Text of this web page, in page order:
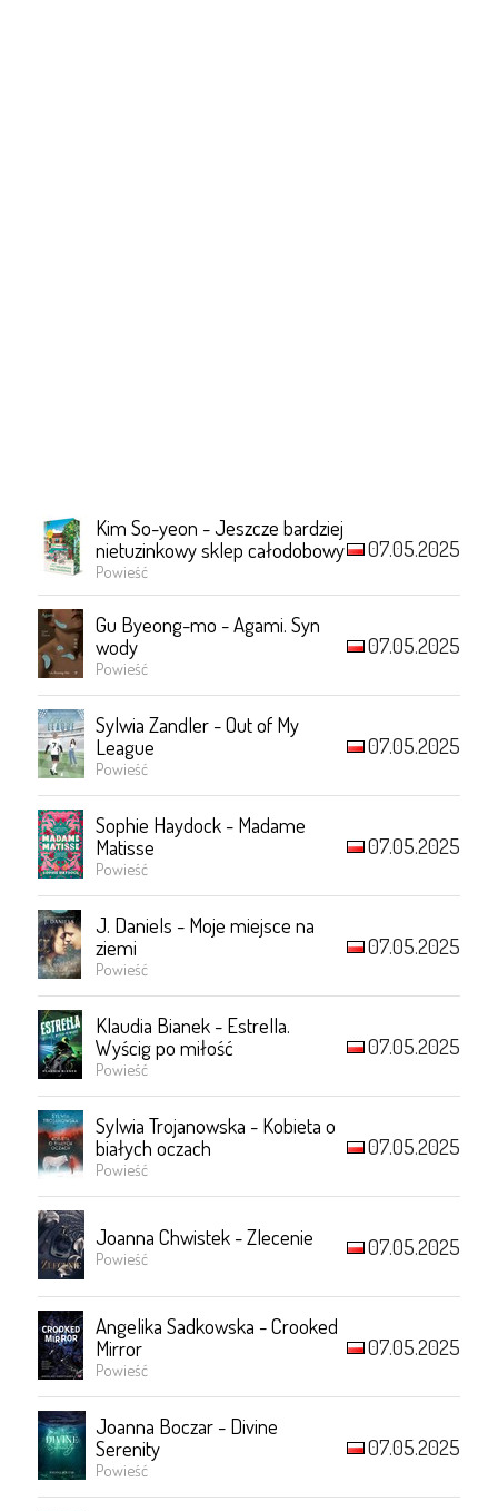
Kim So-yeon - Jeszcze bardziej
nietuzinkowy sklep całodobowy
Powieść
07.05.2025
Gu Byeong-mo - Agami. Syn
wody
Powieść
07.05.2025
Sylwia Zandler - Out of My
League
Powieść
07.05.2025
Sophie Haydock - Madame
Matisse
Powieść
07.05.2025
J. Daniels - Moje miejsce na
ziemi
Powieść
07.05.2025
Klaudia Bianek - Estrella.
Wyścig po miłość
Powieść
07.05.2025
Sylwia Trojanowska - Kobieta o
białych oczach
Powieść
07.05.2025
Joanna Chwistek - Zlecenie
Powieść 07.05.2025
Angelika Sadkowska - Crooked
Mirror
Powieść
07.05.2025
Joanna Boczar - Divine
Serenity
Powieść
07.05.2025